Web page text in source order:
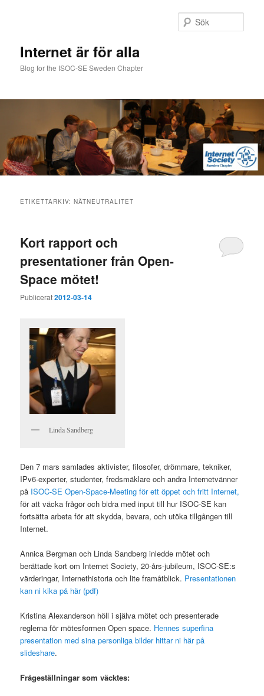
Internet är för alla
Blog for the ISOC-SE Sweden Chapter
ETIKETTARKIV:NÄTNEUTRALITET
Kort rapport och
presentationer från Open-
Space mötet!
Publicerat2012-03-14
Linda Sandberg
Den 7 mars samlades aktivister, filosofer, drömmare, tekniker,
IPv6-experter, studenter, fredsmäklare och andra Internetvänner
på ISOC-SE Open-Space-Meeting för ett öppet och fritt Internet,
för att väcka frågor och bidra med input till hur ISOC-SE kan
fortsätta arbeta för att skydda, bevara, och utöka tillgången till
Internet.
Annica Bergman och Linda Sandberg inledde mötet och
berättade kort om Internet Society, 20-års-jubileum, ISOC-SE:s
värderingar, Internethistoria och lite framåtblick. Presentationen
kan ni kika på här (pdf)
Kristina Alexanderson höll i själva mötet och presenterade
reglerna för mötesformen Open space. Hennes superfina
presentation med sina personliga bilder hittar ni här på
slideshare.
Frågeställningar som väcktes: